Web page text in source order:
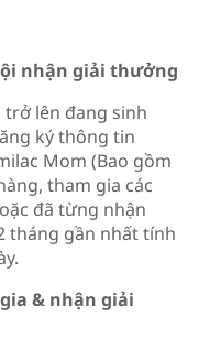
nhận giải thưởng
lên đang sinh
ký thông tin
Mom (Bao gồm
tham gia các
đã từng nhận
tháng gần nhất tính
& nhận giải